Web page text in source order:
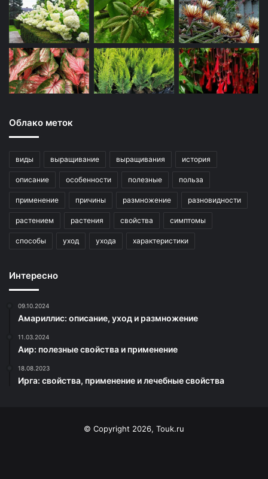
Облако меток
виды выращивание выращивания история
описание особенности полезные польза
применение причины размножение разновидности
растением растения свойства симптомы
способы уход ухода характеристики
Интересно
09.10.2024
Амариллис: описание, уход и размножение
11.03.2024
Аир: полезные свойства и применение
18.08.2023
Ирга: свойства, применение и лечебные свойства
© Copyright 2026, Touk.ru